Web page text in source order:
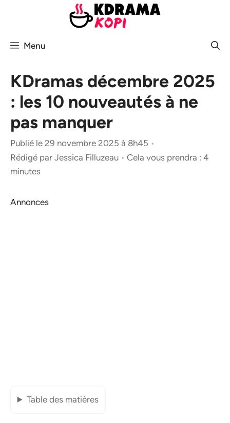
Menu
KDramas décembre 2025
: les 10 nouveautés à ne
pas manquer
Publié le 29 novembre 2025 à 8h45 •
Rédigé par Jessica Filluzeau • Cela vous prendra : 4
minutes
Annonces
Table des matières